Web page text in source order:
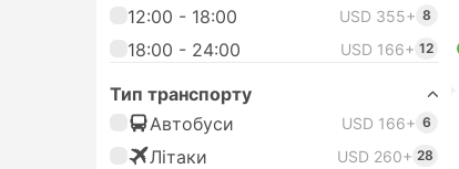
12:00 - 18:00 USD 355+ 8
18:00 - 24:00 USD 166+ 12
Тип транспорту
Автобуси
USD 166+ 6
Лiтаки USD 260+ 28